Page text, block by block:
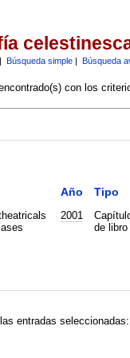
Búsqueda simple| Búsqueda
con los
Año Tipo
2001
de libro
entradas seleccionadas: